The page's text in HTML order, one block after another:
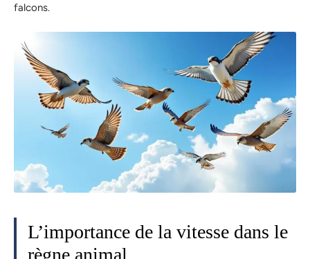
falcons.
L’importance de la vitesse dans le